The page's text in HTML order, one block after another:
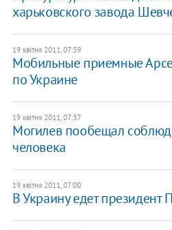
харьковского завода
19 квітня 2011, 07:39
Мобильные приемные
по Украине
19 квітня 2011, 07:37
Могилев пообещал
человека
19 квітня 2011, 07:00
В Украину едет президент